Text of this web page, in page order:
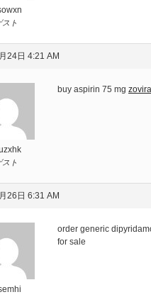
スト
24日 4:21 AM
スト
buy aspirin 75 mg
26日 6:31 AM
order generic
for sale